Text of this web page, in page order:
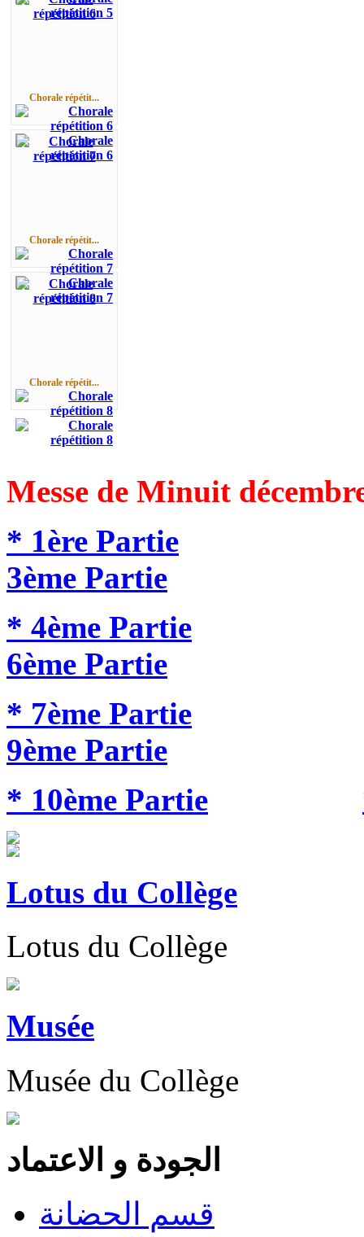
Chorale répétit...
Chorale répétit...
Chorale répétit...
Messe de Minuit
* 1ère Partie
3ème Partie
* 4ème Partie
6ème Partie
* 7ème Partie
9ème Partie
* 10ème Partie
Lotus du Collège
Lotus du Collège
Musée
Musée du Collège
الجودة و الاعتماد
قسم الحضانة